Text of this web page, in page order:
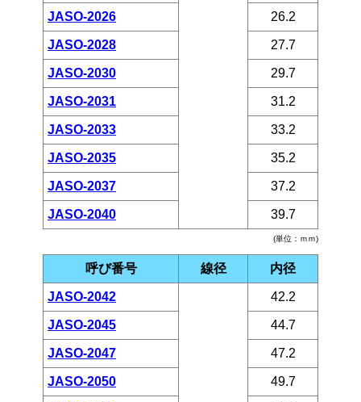
(単位：ｍｍ)
JASO-2026 26.2
JASO-2028 27.7
JASO-2030 29.7
JASO-2031 31.2
JASO-2033 33.2
JASO-2035 35.2
JASO-2037 37.2
JASO-2040 39.7
呼び番号 線径 内径
JASO-2042 42.2
JASO-2045 44.7
JASO-2047 47.2
JASO-2050 49.7